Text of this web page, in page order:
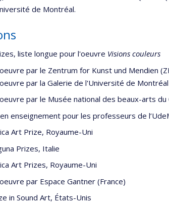
de Montréal.
liste longue pour l'oeuvre Visions couleurs
par le Zentrum for Kunst und Mendien
par la Galerie de l'Université de Montréal
par le Musée national des beaux-arts du
enseignement pour les professeurs de
Art Prize, Royaume-Uni
Prizes, Italie
Art Prizes, Royaume-Uni
par Espace Gantner (France)
in Sound Art, États-Unis